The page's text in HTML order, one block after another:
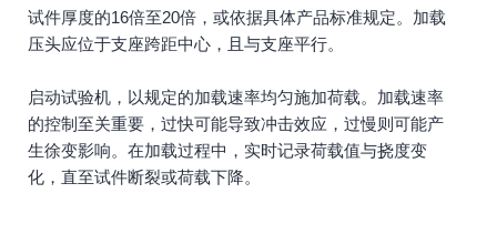
试件厚度的16倍至20倍，或依据具体产品标准规定。加载
压头应位于支座跨距中心，且与支座平行。
启动试验机，以规定的加载速率均匀施加荷载。加载速率
的控制至关重要，过快可能导致冲击效应，过慢则可能产
生徐变影响。在加载过程中，实时记录荷载值与挠度变
化，直至试件断裂或荷载下降。